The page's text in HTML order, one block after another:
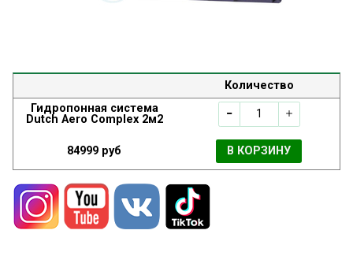
Количество
Гидропонная система
Dutch Aero Complex 2м2
84999 руб В КОРЗИНУ